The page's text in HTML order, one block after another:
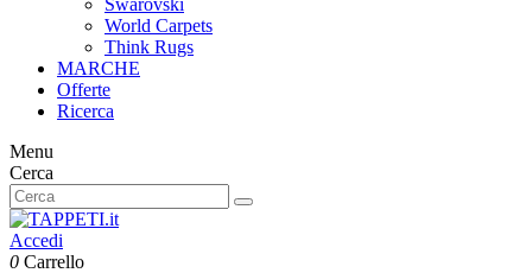
Swarovski
World Carpets
Think Rugs
MARCHE
Offerte
Ricerca
Menu
Cerca
Accedi
0 Carrello